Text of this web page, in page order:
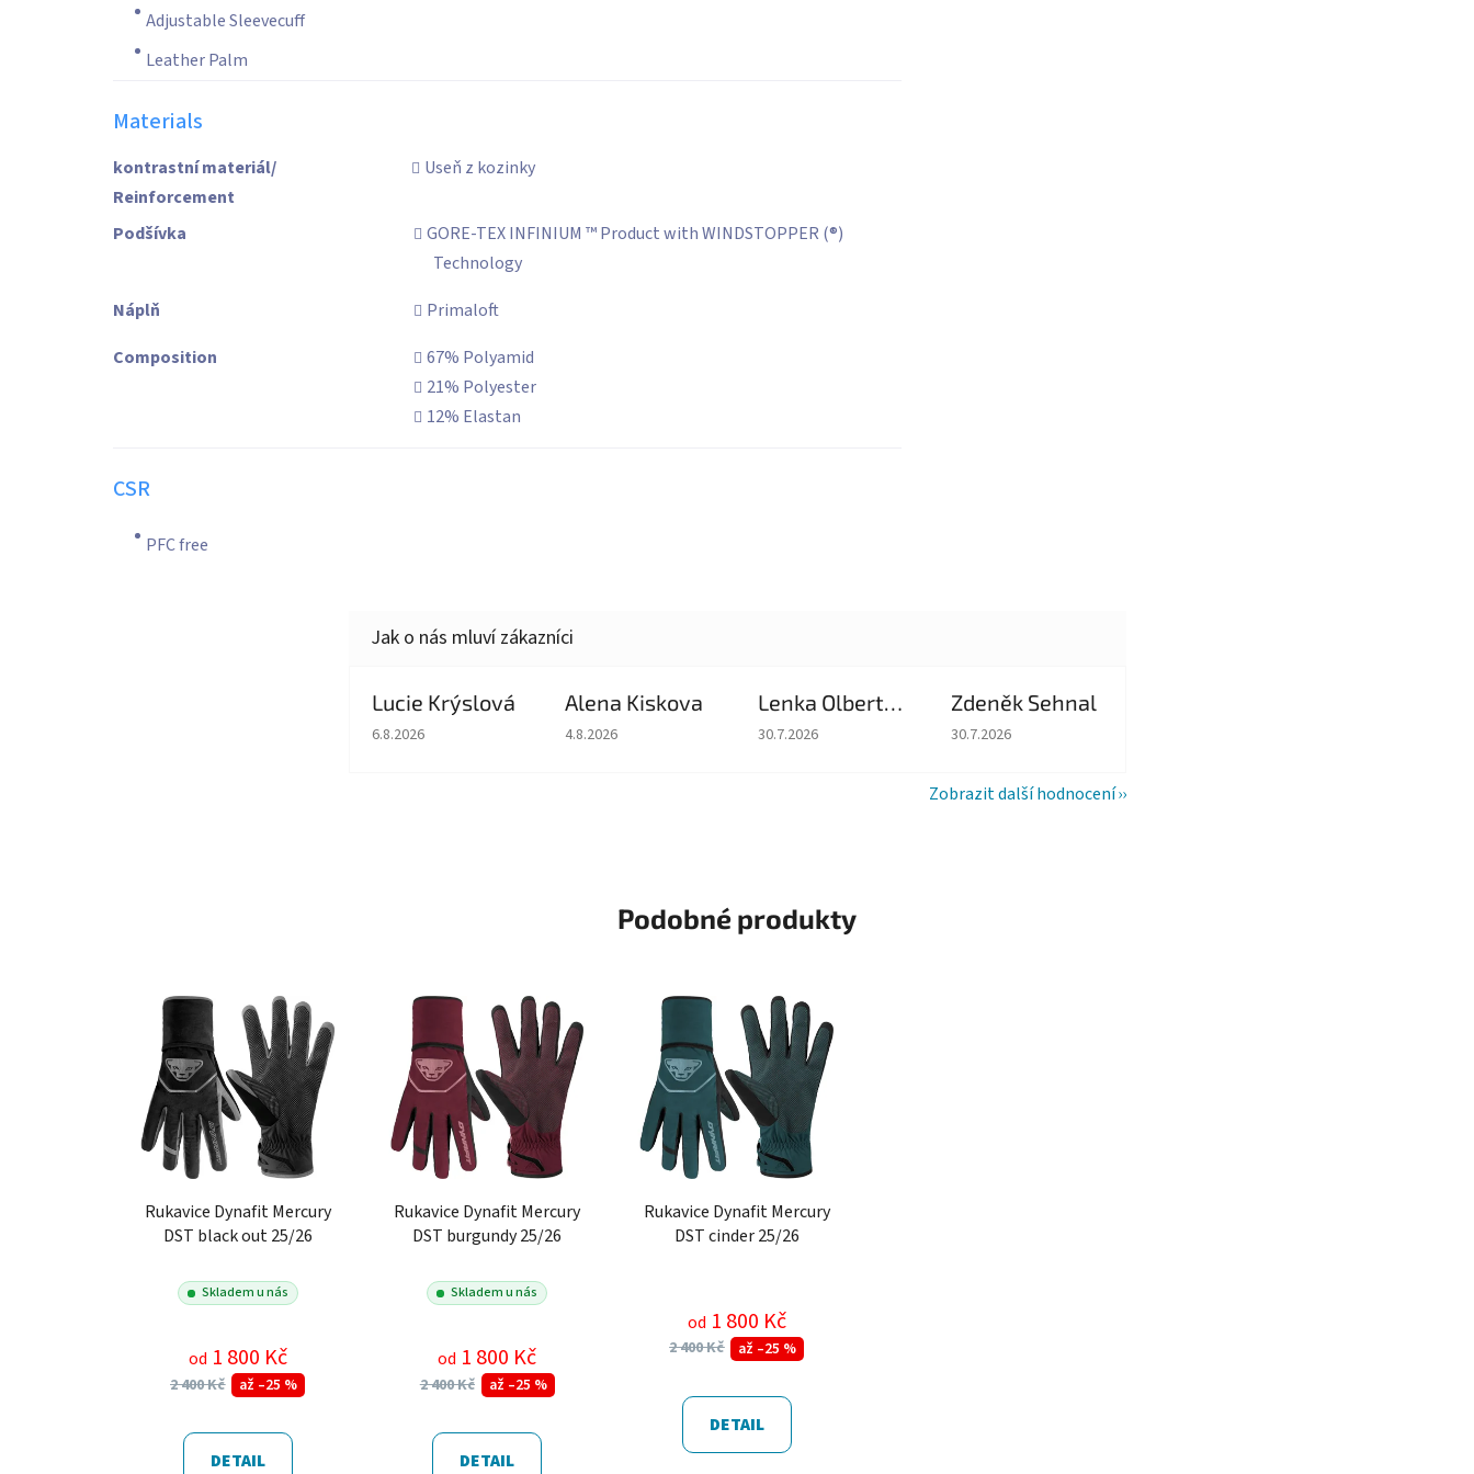
Adjustable Sleevecuff
Leather Palm
Materials
kontrastní materiál/
Reinforcement
Useň z kozinky
Podšívka
GORE-TEX INFINIUM ™ Product with WINDSTOPPER (®)
Technology
Náplň
Primaloft
Composition
67% Polyamid
21% Polyester
12% Elastan
CSR
PFC free
Lucie Krýslová
Hodnocení obchodu je 5 z 5 hvězdiček.
6.8.2026
Alena Kiskova
Hodnocení obchodu je 5 z 5 hvězdiček.
4.8.2026
Lenka Olbertova
Hodnocení obchodu je 5 z 5 hvězdiček.
30.7.2026
Zdeněk Sehnal
Hodnocení obchodu je 5 z 5 hvězdiček.
30.7.2026
Zobrazit další hodnocení
Podobné produkty
Rukavice Dynafit Mercury
DST black out 25/26
Skladem u nás
od 1 800 Kč
2 400 Kč až –25 %
DETAIL
Rukavice Dynafit Mercury
DST burgundy 25/26
Skladem u nás
od 1 800 Kč
2 400 Kč až –25 %
DETAIL
Rukavice Dynafit Mercury
DST cinder 25/26
od 1 800 Kč
2 400 Kč až –25 %
DETAIL